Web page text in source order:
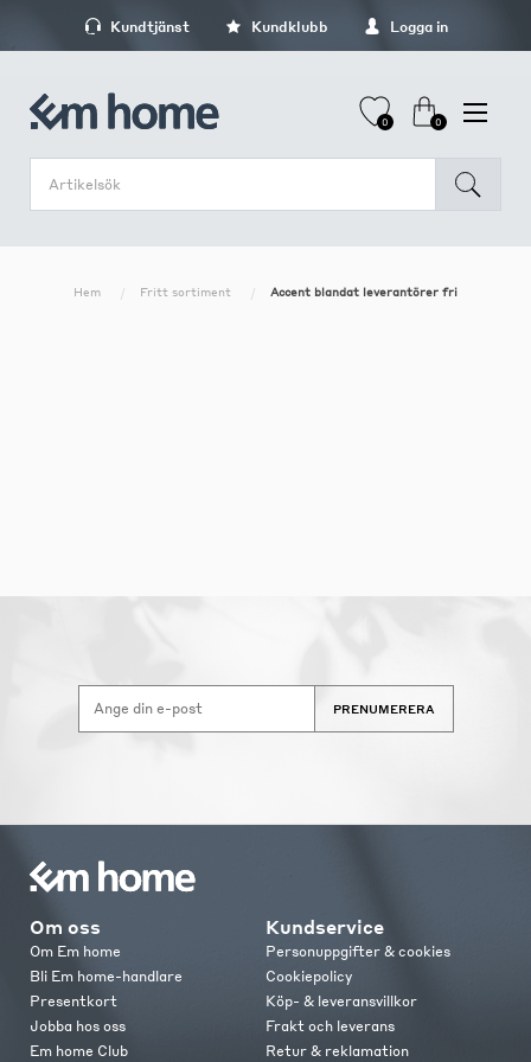
Kundtjänst Kundklubb Logga in
0 0
Hem Fritt sortiment Accent blandat leverantörer fri
PRENUMERERA
Om oss
Om Em home
Bli Em home-handlare
Presentkort
Jobba hos oss
Em home Club
Kundservice
Personuppgifter & cookies
Cookiepolicy
Köp- & leveransvillkor
Frakt och leverans
Retur & reklamation